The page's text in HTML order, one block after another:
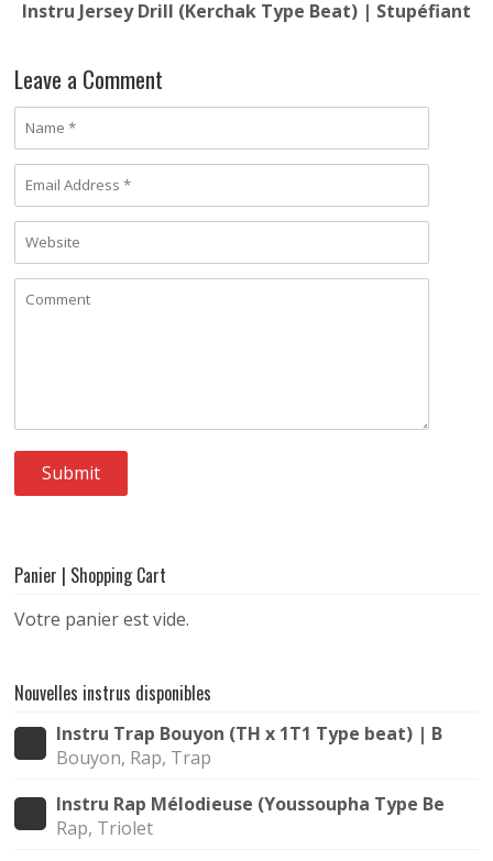
Instru Jersey Drill (Kerchak Type Beat) | Stupéfiant
Leave a Comment
Panier | Shopping Cart
Votre panier est vide.
Nouvelles instrus disponibles
Instru Trap Bouyon (TH x 1T1 Type beat) |
Bouyon, Rap, Trap
Instru Rap Mélodieuse (Youssoupha Type Beat) |
Rap, Triolet